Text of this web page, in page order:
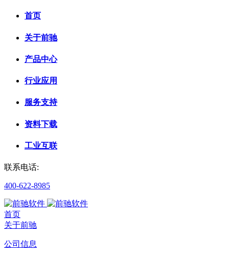
首页
关于前驰
产品中心
行业应用
服务支持
资料下载
工业互联
联系电话:
400-622-8985
首页
关于前驰
公司信息